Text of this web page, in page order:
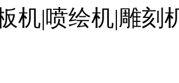
机|喷绘机|雕刻